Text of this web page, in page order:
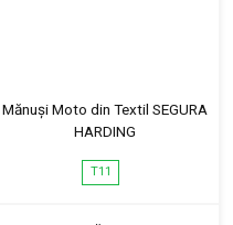
Mănuși Moto din Textil SEGURA
HARDING
T11